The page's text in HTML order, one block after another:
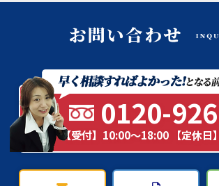
0120-
【受付】10:00～18:00 【定休日